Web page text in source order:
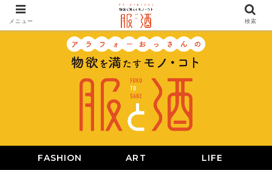
FASHION ART LIFE
メニュー 検索